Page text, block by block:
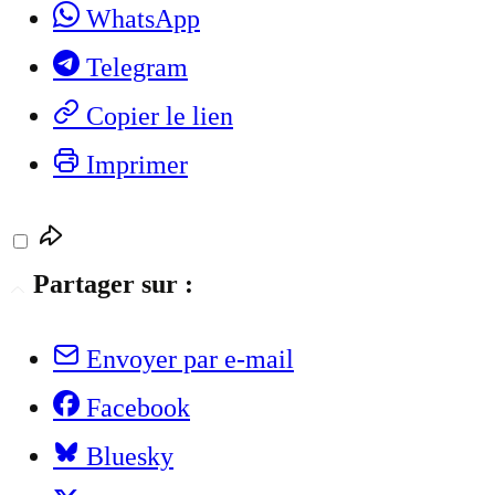
WhatsApp
Telegram
Copier le lien
Imprimer
Partager sur :
Envoyer par e-mail
Facebook
Bluesky